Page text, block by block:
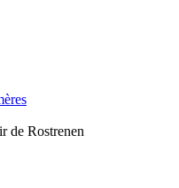
de Rostrenen